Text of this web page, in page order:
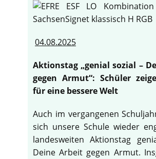
04.08.2025
Aktionstag „genial sozial –
gegen Armut“: Schüler
für eine bessere Welt
Auch im vergangenen
sich unsere Schule wieder
landesweiten Aktionstag
Deine Arbeit gegen Armut.